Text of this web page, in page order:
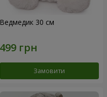
Ведмедик 30 см
Замовити